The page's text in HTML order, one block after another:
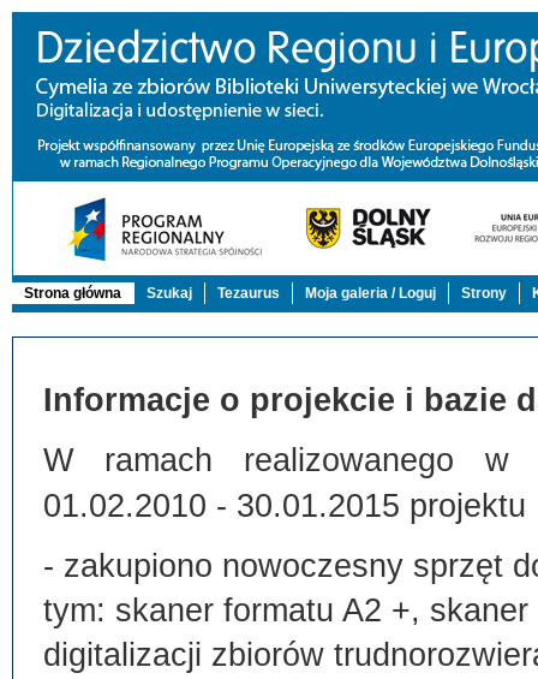
Strona główna Szukaj Tezaurus Moja galeria / Loguj Strony
Informacje o projekcie i bazie
W ramach realizowanego w
01.02.2010 - 30.01.2015 projektu
- zakupiono nowoczesny sprzęt
tym: skaner formatu A2 +,
digitalizacji zbiorów